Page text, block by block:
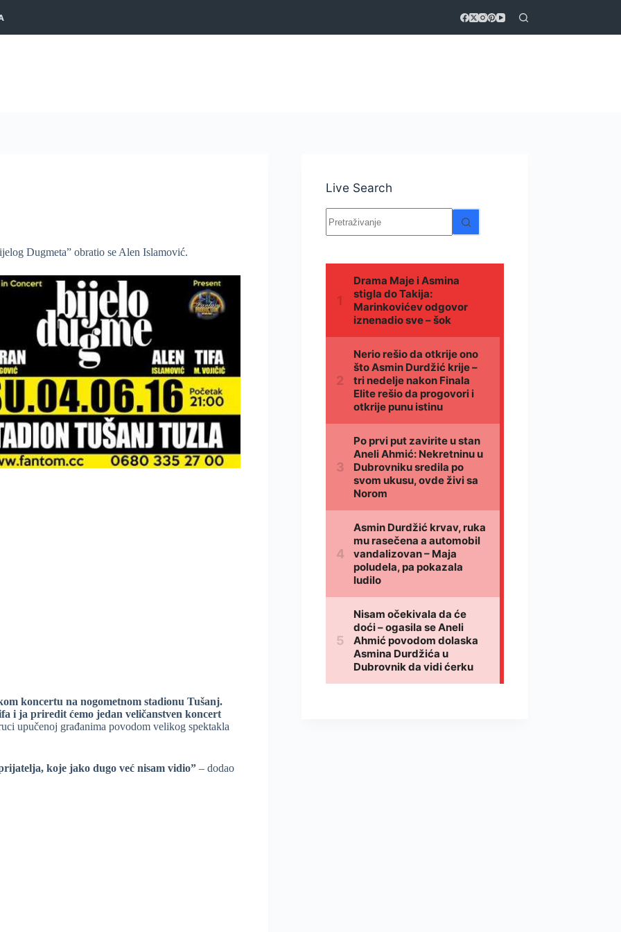
Dugmeta” obratio se Alen Islamović.
koncertu na nogometnom stadionu Tušanj.
i ja priredit ćemo jedan veličanstven koncert
upučenoj građanima povodom velikog spektakla
koje jako dugo već nisam vidio” – dodao
Live Search
Nema
rezultata.